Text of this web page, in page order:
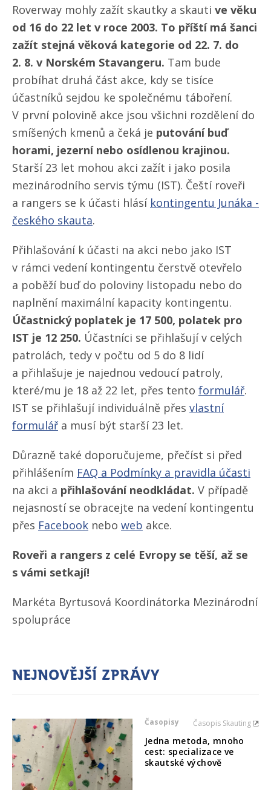
Roverway mohly zažít skautky a skauti ve věku
od 16 do 22 let v roce 2003. To příští má šanci
zažít stejná věková kategorie od 22. 7. do
2. 8. v Norském Stavangeru. Tam bude
probíhat druhá část akce, kdy se tisíce
účastníků sejdou ke společnému táboření.
V první polovině akce jsou všichni rozdělení do
smíšených kmenů a čeká je putování buď
horami, jezerní nebo osídlenou krajinou.
Starší 23 let mohou akci zažít i jako posila
mezinárodního servis týmu (IST). Čeští roveři
a rangers se k účasti hlásí kontingentu Junáka -
českého skauta.
Přihlašování k účasti na akci nebo jako IST
v rámci vedení kontingentu čerstvě otevřelo
a poběží buď do poloviny listopadu nebo do
naplnění maximální kapacity kontingentu.
Účastnický poplatek je 17 500, polatek pro
IST je 12 250. Účastníci se přihlašují v celých
patrolách, tedy v počtu od 5 do 8 lidí
a přihlašuje je najednou vedoucí patroly,
které/mu je 18 až 22 let, přes tento formulář.
IST se přihlašují individuálně přes vlastní
formulář a musí být starší 23 let.
Důrazně také doporučujeme, přečíst si před
přihlášením FAQ a Podmínky a pravidla účasti
na akci a přihlašování neodkládat. V případě
nejasností se obracejte na vedení kontingentu
přes Facebook nebo web akce.
Roveři a rangers z celé Evropy se těší, až se
s vámi setkají!
Markéta Byrtusová Koordinátorka Mezinárodní
spolupráce
Nejnovější zprávy
Časopisy Časopis Skauting
Jedna metoda, mnoho
cest: specializace ve
skautské výchově